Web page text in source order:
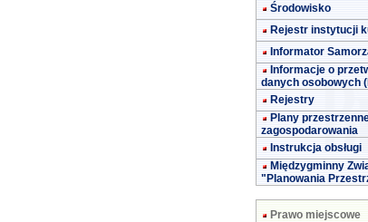
Środowisko
Rejestr instytucji
Informator
Informacje o
danych osobowych
Rejestry
Plany
zagospodarowania
Instrukcja obsługi
Międzygminny
"Planowania
Prawo miejscowe